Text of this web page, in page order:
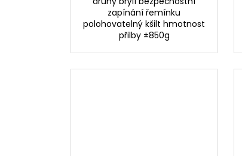
zapínání řemínku
polohovatelný kšilt hmotnost
přilby ±850g